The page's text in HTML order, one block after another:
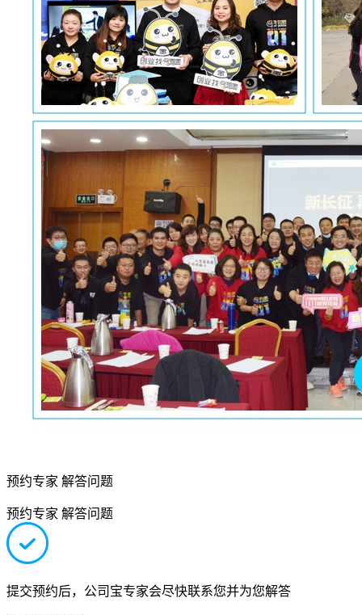
预约专家 解答问题
预约专家 解答问题
提交预约后，公司宝专家会尽快联系您并为您解答